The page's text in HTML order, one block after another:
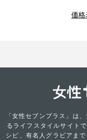
価格
「女性セブンプラス」は
るライフスタイルサイト
シピ、有名人グラビアま